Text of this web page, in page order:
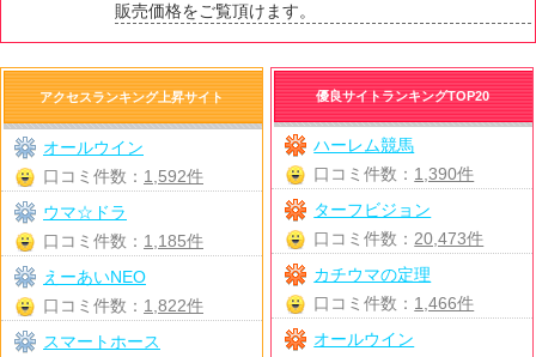
販売価格をご覧頂けます。
優良サイトランキングTOP20
ハーレム競馬
口コミ件数： 1,390件
ターフビジョン
口コミ件数： 20,473件
カチウマの定理
口コミ件数： 1,466件
オールウイン
アクセスランキング上昇サイト
オールウイン
口コミ件数： 1,592件
ウマ☆ドラ
口コミ件数： 1,185件
えーあいNEO
口コミ件数： 1,822件
スマートホース